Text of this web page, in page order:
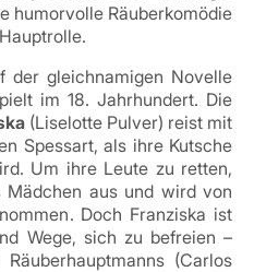
humorvolle Räuberkomödie
der gleichnamigen Novelle
im 18. Jahrhundert. Die
(Liselotte Pulver) reist mit
Spessart, als ihre Kutsche
Um ihre Leute zu retten,
aus und wird von
Doch Franziska ist
Wege, sich zu befreien –
(Carlos